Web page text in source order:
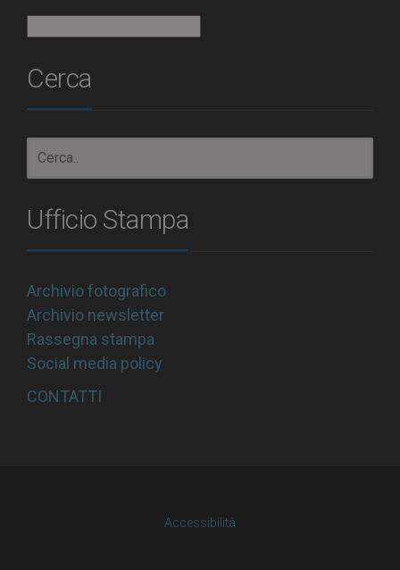
Cerca
Ufficio Stampa
Archivio fotografico
Archivio newsletter
Rassegna stampa
Social media policy
CONTATTI
Accessibilità